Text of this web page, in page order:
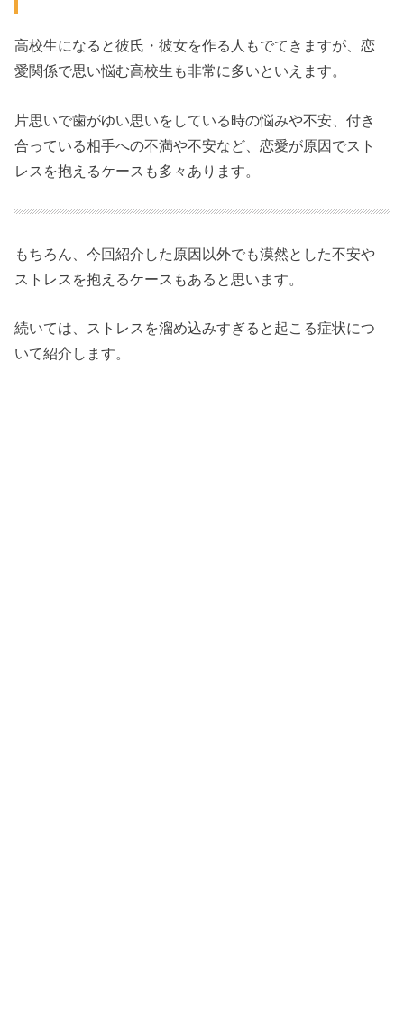
高校生になると彼氏・彼女を作る人もでてきますが、恋
愛関係で思い悩む高校生も非常に多いといえます。
片思いで歯がゆい思いをしている時の悩みや不安、付き
合っている相手への不満や不安など、恋愛が原因でスト
レスを抱えるケースも多々あります。
もちろん、今回紹介した原因以外でも漠然とした不安や
ストレスを抱えるケースもあると思います。
続いては、ストレスを溜め込みすぎると起こる症状につ
いて紹介します。